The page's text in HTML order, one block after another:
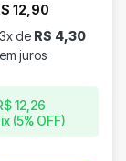
12,90
12,26
(5% OFF)
de R$ 4,30
juros